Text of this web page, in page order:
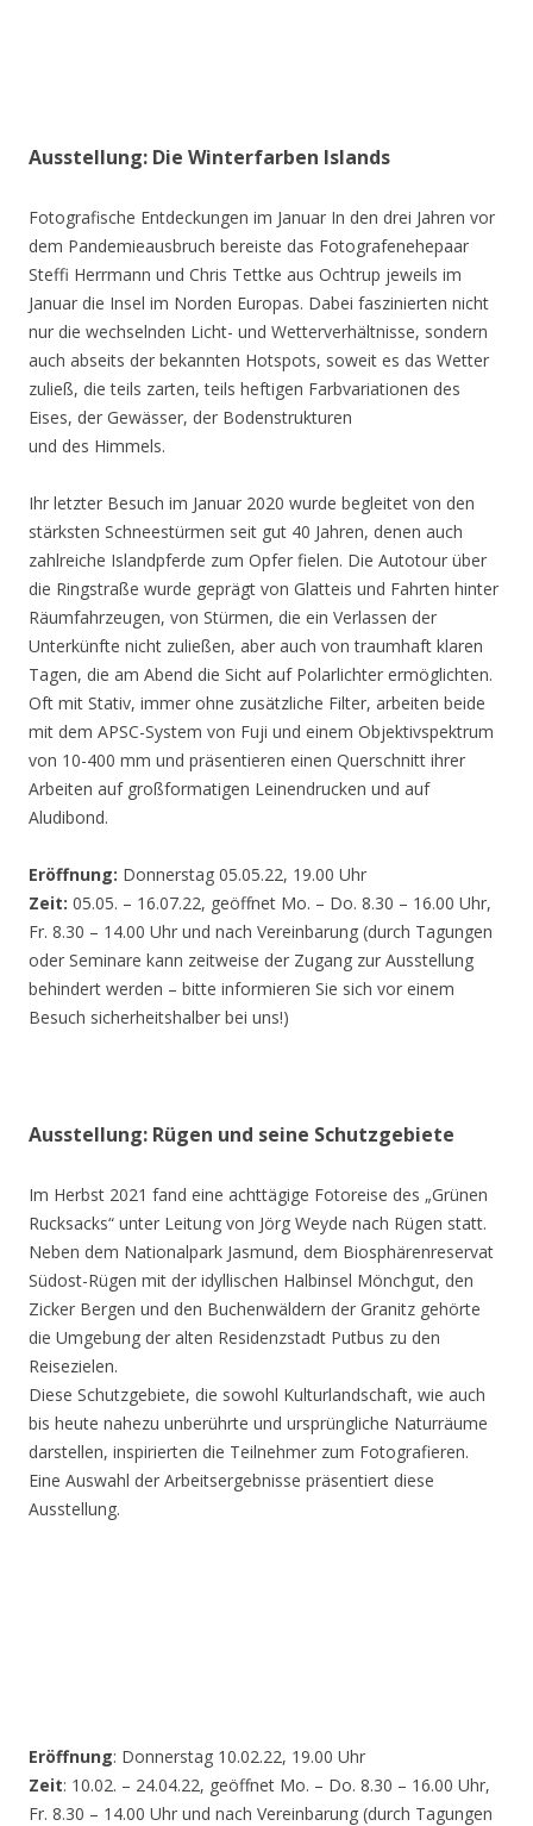
Ausstellung: Die Winterfarben Islands
Fotografische Entdeckungen im Januar In den drei Jahren vor
dem Pandemieausbruch bereiste das Fotografenehepaar
Steffi Herrmann und Chris Tettke aus Ochtrup jeweils im
Januar die Insel im Norden Europas. Dabei faszinierten nicht
nur die wechselnden Licht- und Wetterverhältnisse, sondern
auch abseits der bekannten Hotspots, soweit es das Wetter
zuließ, die teils zarten, teils heftigen Farbvariationen des
Eises, der Gewässer, der Bodenstrukturen
und des Himmels.
Ihr letzter Besuch im Januar 2020 wurde begleitet von den
stärksten Schneestürmen seit gut 40 Jahren, denen auch
zahlreiche Islandpferde zum Opfer fielen. Die Autotour über
die Ringstraße wurde geprägt von Glatteis und Fahrten hinter
Räumfahrzeugen, von Stürmen, die ein Verlassen der
Unterkünfte nicht zuließen, aber auch von traumhaft klaren
Tagen, die am Abend die Sicht auf Polarlichter ermöglichten.
Oft mit Stativ, immer ohne zusätzliche Filter, arbeiten beide
mit dem APSC-System von Fuji und einem Objektivspektrum
von 10-400 mm und präsentieren einen Querschnitt ihrer
Arbeiten auf großformatigen Leinendrucken und auf
Aludibond.
Eröffnung: Donnerstag 05.05.22, 19.00 Uhr
Zeit: 05.05. – 16.07.22, geöffnet Mo. – Do. 8.30 – 16.00 Uhr,
Fr. 8.30 – 14.00 Uhr und nach Vereinbarung (durch Tagungen
oder Seminare kann zeitweise der Zugang zur Ausstellung
behindert werden – bitte informieren Sie sich vor einem
Besuch sicherheitshalber bei uns!)
Ausstellung: Rügen und seine Schutzgebiete
Im Herbst 2021 fand eine achttägige Fotoreise des „Grünen
Rucksacks“ unter Leitung von Jörg Weyde nach Rügen statt.
Neben dem Nationalpark Jasmund, dem Biosphärenreservat
Südost-Rügen mit der idyllischen Halbinsel Mönchgut, den
Zicker Bergen und den Buchenwäldern der Granitz gehörte
die Umgebung der alten Residenzstadt Putbus zu den
Reisezielen.
Diese Schutzgebiete, die sowohl Kulturlandschaft, wie auch
bis heute nahezu unberührte und ursprüngliche Naturräume
darstellen, inspirierten die Teilnehmer zum Fotografieren.
Eine Auswahl der Arbeitsergebnisse präsentiert diese
Ausstellung.
Eröffnung: Donnerstag 10.02.22, 19.00 Uhr
Zeit: 10.02. – 24.04.22, geöffnet Mo. – Do. 8.30 – 16.00 Uhr,
Fr. 8.30 – 14.00 Uhr und nach Vereinbarung (durch Tagungen